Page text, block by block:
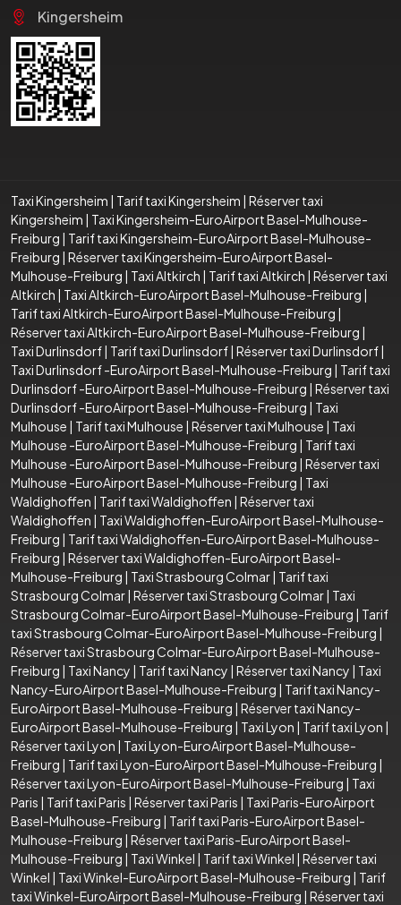
Kingersheim
Taxi Kingersheim | Tarif taxi Kingersheim | Réserver taxi
Kingersheim | Taxi Kingersheim-EuroAirport Basel-Mulhouse-
Freiburg | Tarif taxi Kingersheim-EuroAirport Basel-Mulhouse-
Freiburg | Réserver taxi Kingersheim-EuroAirport Basel-
Mulhouse-Freiburg | Taxi Altkirch | Tarif taxi Altkirch | Réserver taxi
Altkirch | Taxi Altkirch-EuroAirport Basel-Mulhouse-Freiburg |
Tarif taxi Altkirch-EuroAirport Basel-Mulhouse-Freiburg |
Réserver taxi Altkirch-EuroAirport Basel-Mulhouse-Freiburg |
Taxi Durlinsdorf| Tarif taxi Durlinsdorf| Réserver taxi Durlinsdorf|
Taxi Durlinsdorf -EuroAirport Basel-Mulhouse-Freiburg | Tarif taxi
Durlinsdorf -EuroAirport Basel-Mulhouse-Freiburg | Réserver taxi
Durlinsdorf -EuroAirport Basel-Mulhouse-Freiburg | Taxi
Mulhouse | Tarif taxi Mulhouse | Réserver taxi Mulhouse | Taxi
Mulhouse -EuroAirport Basel-Mulhouse-Freiburg | Tarif taxi
Mulhouse -EuroAirport Basel-Mulhouse-Freiburg | Réserver taxi
Mulhouse -EuroAirport Basel-Mulhouse-Freiburg | Taxi
Waldighoffen | Tarif taxi Waldighoffen | Réserver taxi
Waldighoffen | Taxi Waldighoffen-EuroAirport Basel-Mulhouse-
Freiburg | Tarif taxi Waldighoffen-EuroAirport Basel-Mulhouse-
Freiburg | Réserver taxi Waldighoffen-EuroAirport Basel-
Mulhouse-Freiburg | Taxi Strasbourg Colmar| Tarif taxi
Strasbourg Colmar| Réserver taxi Strasbourg Colmar| Taxi
Strasbourg Colmar-EuroAirport Basel-Mulhouse-Freiburg | Tarif
taxi Strasbourg Colmar-EuroAirport Basel-Mulhouse-Freiburg |
Réserver taxi Strasbourg Colmar-EuroAirport Basel-Mulhouse-
Freiburg | Taxi Nancy | Tarif taxi Nancy | Réserver taxi Nancy | Taxi
Nancy-EuroAirport Basel-Mulhouse-Freiburg | Tarif taxi Nancy-
EuroAirport Basel-Mulhouse-Freiburg | Réserver taxi Nancy-
EuroAirport Basel-Mulhouse-Freiburg | Taxi Lyon | Tarif taxi Lyon |
Réserver taxi Lyon | Taxi Lyon-EuroAirport Basel-Mulhouse-
Freiburg | Tarif taxi Lyon-EuroAirport Basel-Mulhouse-Freiburg |
Réserver taxi Lyon-EuroAirport Basel-Mulhouse-Freiburg | Taxi
Paris | Tarif taxi Paris | Réserver taxi Paris | Taxi Paris-EuroAirport
Basel-Mulhouse-Freiburg | Tarif taxi Paris-EuroAirport Basel-
Mulhouse-Freiburg | Réserver taxi Paris-EuroAirport Basel-
Mulhouse-Freiburg | Taxi Winkel | Tarif taxi Winkel | Réserver taxi
Winkel | Taxi Winkel-EuroAirport Basel-Mulhouse-Freiburg | Tarif
taxi Winkel-EuroAirport Basel-Mulhouse-Freiburg | Réserver taxi